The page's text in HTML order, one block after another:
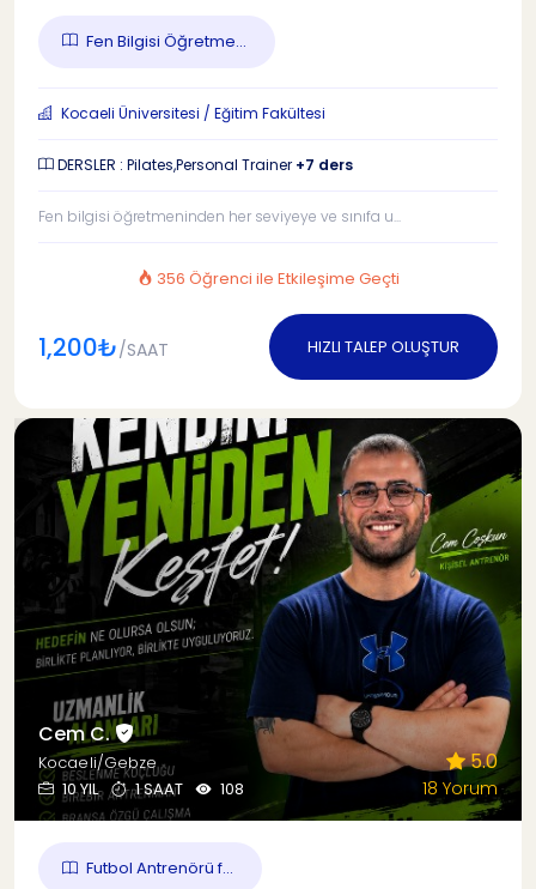
Fen Bilgisi Öğretme...
Kocaeli Üniversitesi / Eğitim Fakültesi
DERSLER : Pilates,Personal Trainer +7 ders
Fen bilgisi öğretmeninden her seviyeye ve sınıfa u...
356 Öğrenci ile Etkileşime Geçti
1,200₺/SAAT HIZLI TALEP OLUŞTUR
Cem C.
Kocaeli/Gebze
10 YIL
1 SAAT 108
5.0
18 Yorum
Futbol Antrenörü f...